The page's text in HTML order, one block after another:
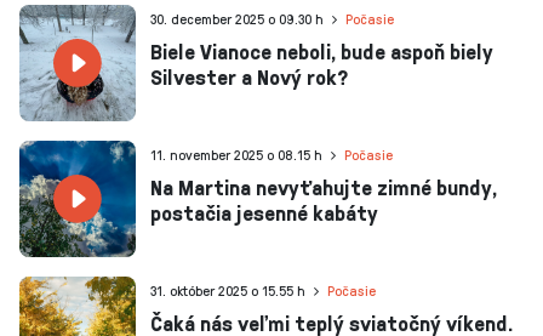
Biele Vianoce neboli, bude aspoň biely
Silvester a Nový rok?
30. december 2025 o 09.30 h Počasie
Na Martina nevyťahujte zimné bundy,
postačia jesenné kabáty
11. november 2025 o 08.15 h Počasie
Čaká nás veľmi teplý sviatočný víkend.
31. október 2025 o 15.55 h Počasie